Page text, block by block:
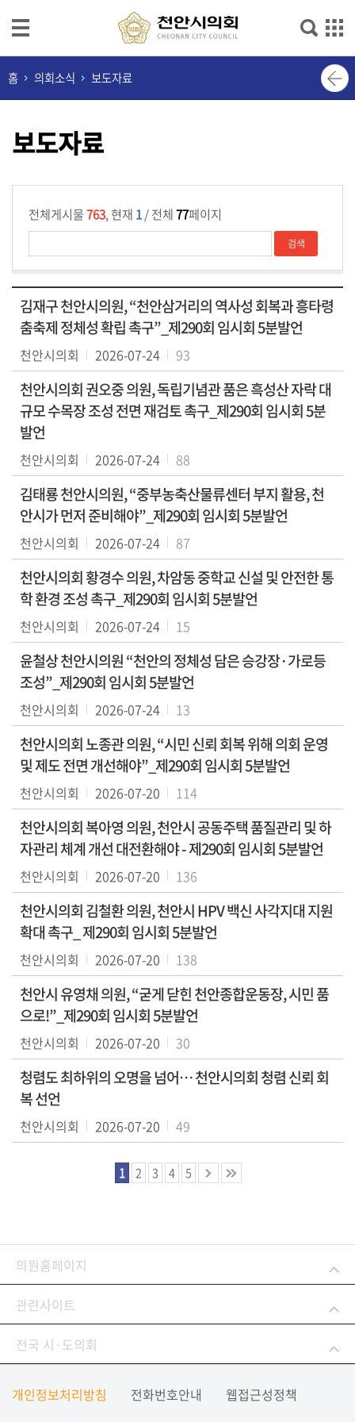
본문으로 바로가기
메인메뉴 바로가기
의
회
개
원
광
장
의
정
활
동
의
회
소
식
의
안
전
자
회
의
록
영
상
회
의
록
열
린
의
회
사
트
안
내
홈 의회소식 보도자료
보도자료
전체게시물763, 현재 1/ 전체77페이지
김재구 천안시의원, “천안삼거리의 역사성 회복과 흥타령
춤축제 정체성 확립 촉구”_제290회 임시회 5분발언
천안시의회 2026-07-24 93
천안시의회 권오중 의원, 독립기념관 품은 흑성산 자락 대
규모 수목장 조성 전면 재검토 촉구_제290회 임시회 5분
발언
천안시의회 2026-07-24 88
김태룡 천안시의원, “중부농축산물류센터 부지 활용, 천
안시가 먼저 준비해야”_제290회 임시회 5분발언
천안시의회 2026-07-24 87
천안시의회 황경수 의원, 차암동 중학교 신설 및 안전한 통
학 환경 조성 촉구_제290회 임시회 5분발언
천안시의회 2026-07-24 15
윤철상 천안시의원 “천안의 정체성 담은 승강장·가로등
조성”_제290회 임시회 5분발언
천안시의회 2026-07-24 13
천안시의회 노종관 의원, “시민 신뢰 회복 위해 의회 운영
및 제도 전면 개선해야”_제290회 임시회 5분발언
천안시의회 2026-07-20 114
천안시의회 복아영 의원, 천안시 공동주택 품질관리 및 하
자관리 체계 개선 대전환해야 - 제290회 임시회 5분발언
천안시의회 2026-07-20 136
천안시의회 김철환 의원, 천안시 HPV 백신 사각지대 지원
확대 촉구_ 제290회 임시회 5분발언
천안시의회 2026-07-20 138
천안시 유영채 의원, “굳게 닫힌 천안종합운동장, 시민 품
으로!”_제290회 임시회 5분발언
천안시의회 2026-07-20 30
청렴도 최하위의 오명을 넘어… 천안시의회 청렴 신뢰 회
복 선언
천안시의회 2026-07-20 49
1 2 3 4 5
의원홈페이지
관련사이트
전국 시·도의회
개인정보처리방침 전화번호안내
웹접근성정책